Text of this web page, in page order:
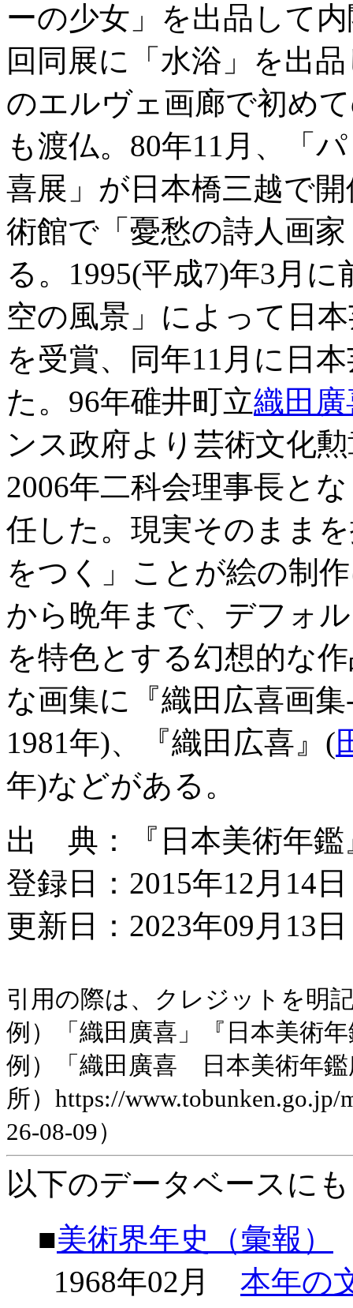
ーの少女」を出品して
回同展に「水浴」を出
のエルヴェ画廊で初め
も渡仏。80年11月、「
喜展」が日本橋三越で
術館で「憂愁の詩人画
る。1995(平成7)年3月
空の風景」によって日
を受賞、同年11月に日
た。96年碓井町立織田廣
ンス政府より芸術文化
2006年二科会理事長と
任した。現実そのまま
をつく」ことが絵の制
から晩年まで、デフォ
を特色とする幻想的な
な画集に『織田広喜画
1981年)、『織田広喜』(
年)などがある。
出 典：『日本美術年鑑
登録日：2015年12月14日
更新日：2023年09月13
引用の際は、クレジットを明
例）「織田廣喜」『日本美術
例）「織田廣喜 日本美術年鑑
所）https://
26-08-09）
以下のデータベースに
■美術界年史（彙報）
1968年02月 本年の